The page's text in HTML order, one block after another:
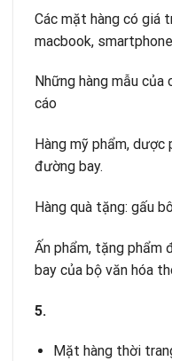
Các mặt hàng có giá
macbook,
Những hàng mẫu
cáo
Hàng mỹ phẩm,
đường bay.
Hàng quà tặng: gấu
Ấn phẩm, tặng phẩm
bay của bộ văn hóa
5.
Mặt hàng thời